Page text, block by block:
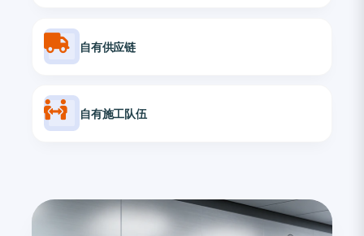
自有供应链
自有施工队伍